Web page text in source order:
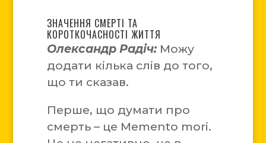
ЗНАЧЕННЯ СМЕРТІ ТА
КОРОТКОЧАСНОСТІ ЖИТТЯ
Олександр Радіч: Можу
додати кілька слів до того,
що ти сказав.
Перше, що думати про
смерть – це Memento mori.